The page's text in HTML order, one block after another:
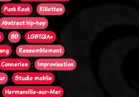
Punk Rock
Rillettes
Abstract hip-hop
BD
LGBTQIA+
Rassemblement
Conneries
Improvisation
Studio mobile
Hermanville-sur-Mer